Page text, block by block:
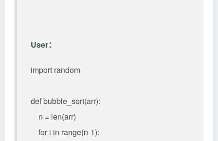
User：
import random
def bubble_sort(arr):
n = len(arr)
for i in range(n-1):